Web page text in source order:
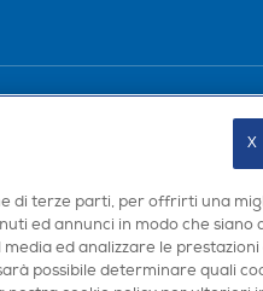
di terze parti, per offrirti una
ed annunci in modo che siano
ed analizzare le prestazioni
possibile determinare quali
X